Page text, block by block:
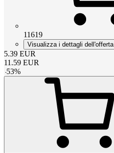
11619
Visualizza i dettagli dell'offerta
5.39 EUR
11.59 EUR
-53%